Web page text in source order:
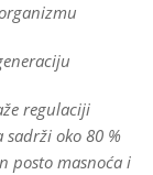
regulaciji
sadrži oko 80 %
posto masnoća i